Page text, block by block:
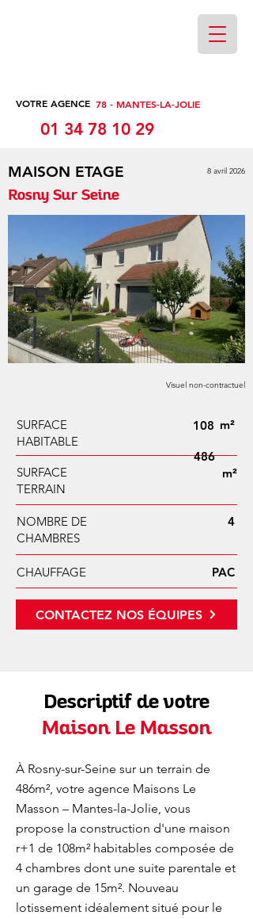
VOTRE AGENCE 78 - MANTES-LA-JOLIE
01 34 78 10 29
MAISON ETAGE 8 avril 2026
Rosny Sur Seine
Visuel non-contractuel
SURFACE
HABITABLE
108
SURFACE
TERRAIN
m²
NOMBRE DE
CHAMBRES
4
CHAUFFAGE PAC
486
m²
CONTACTEZ NOS ÉQUIPES
Descriptif de votre
Maison Le Masson
À Rosny-sur-Seine sur un terrain de
486m², votre agence Maisons Le
Masson – Mantes-la-Jolie, vous
propose la construction d'une maison
r+1 de 108m² habitables composée de
4 chambres dont une suite parentale et
un garage de 15m². Nouveau
lotissement idéalement situé pour le